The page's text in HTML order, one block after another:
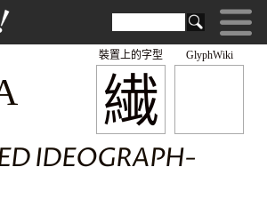
GlyphWiki
繊
裝置上的字型
IDEOGRAPH-